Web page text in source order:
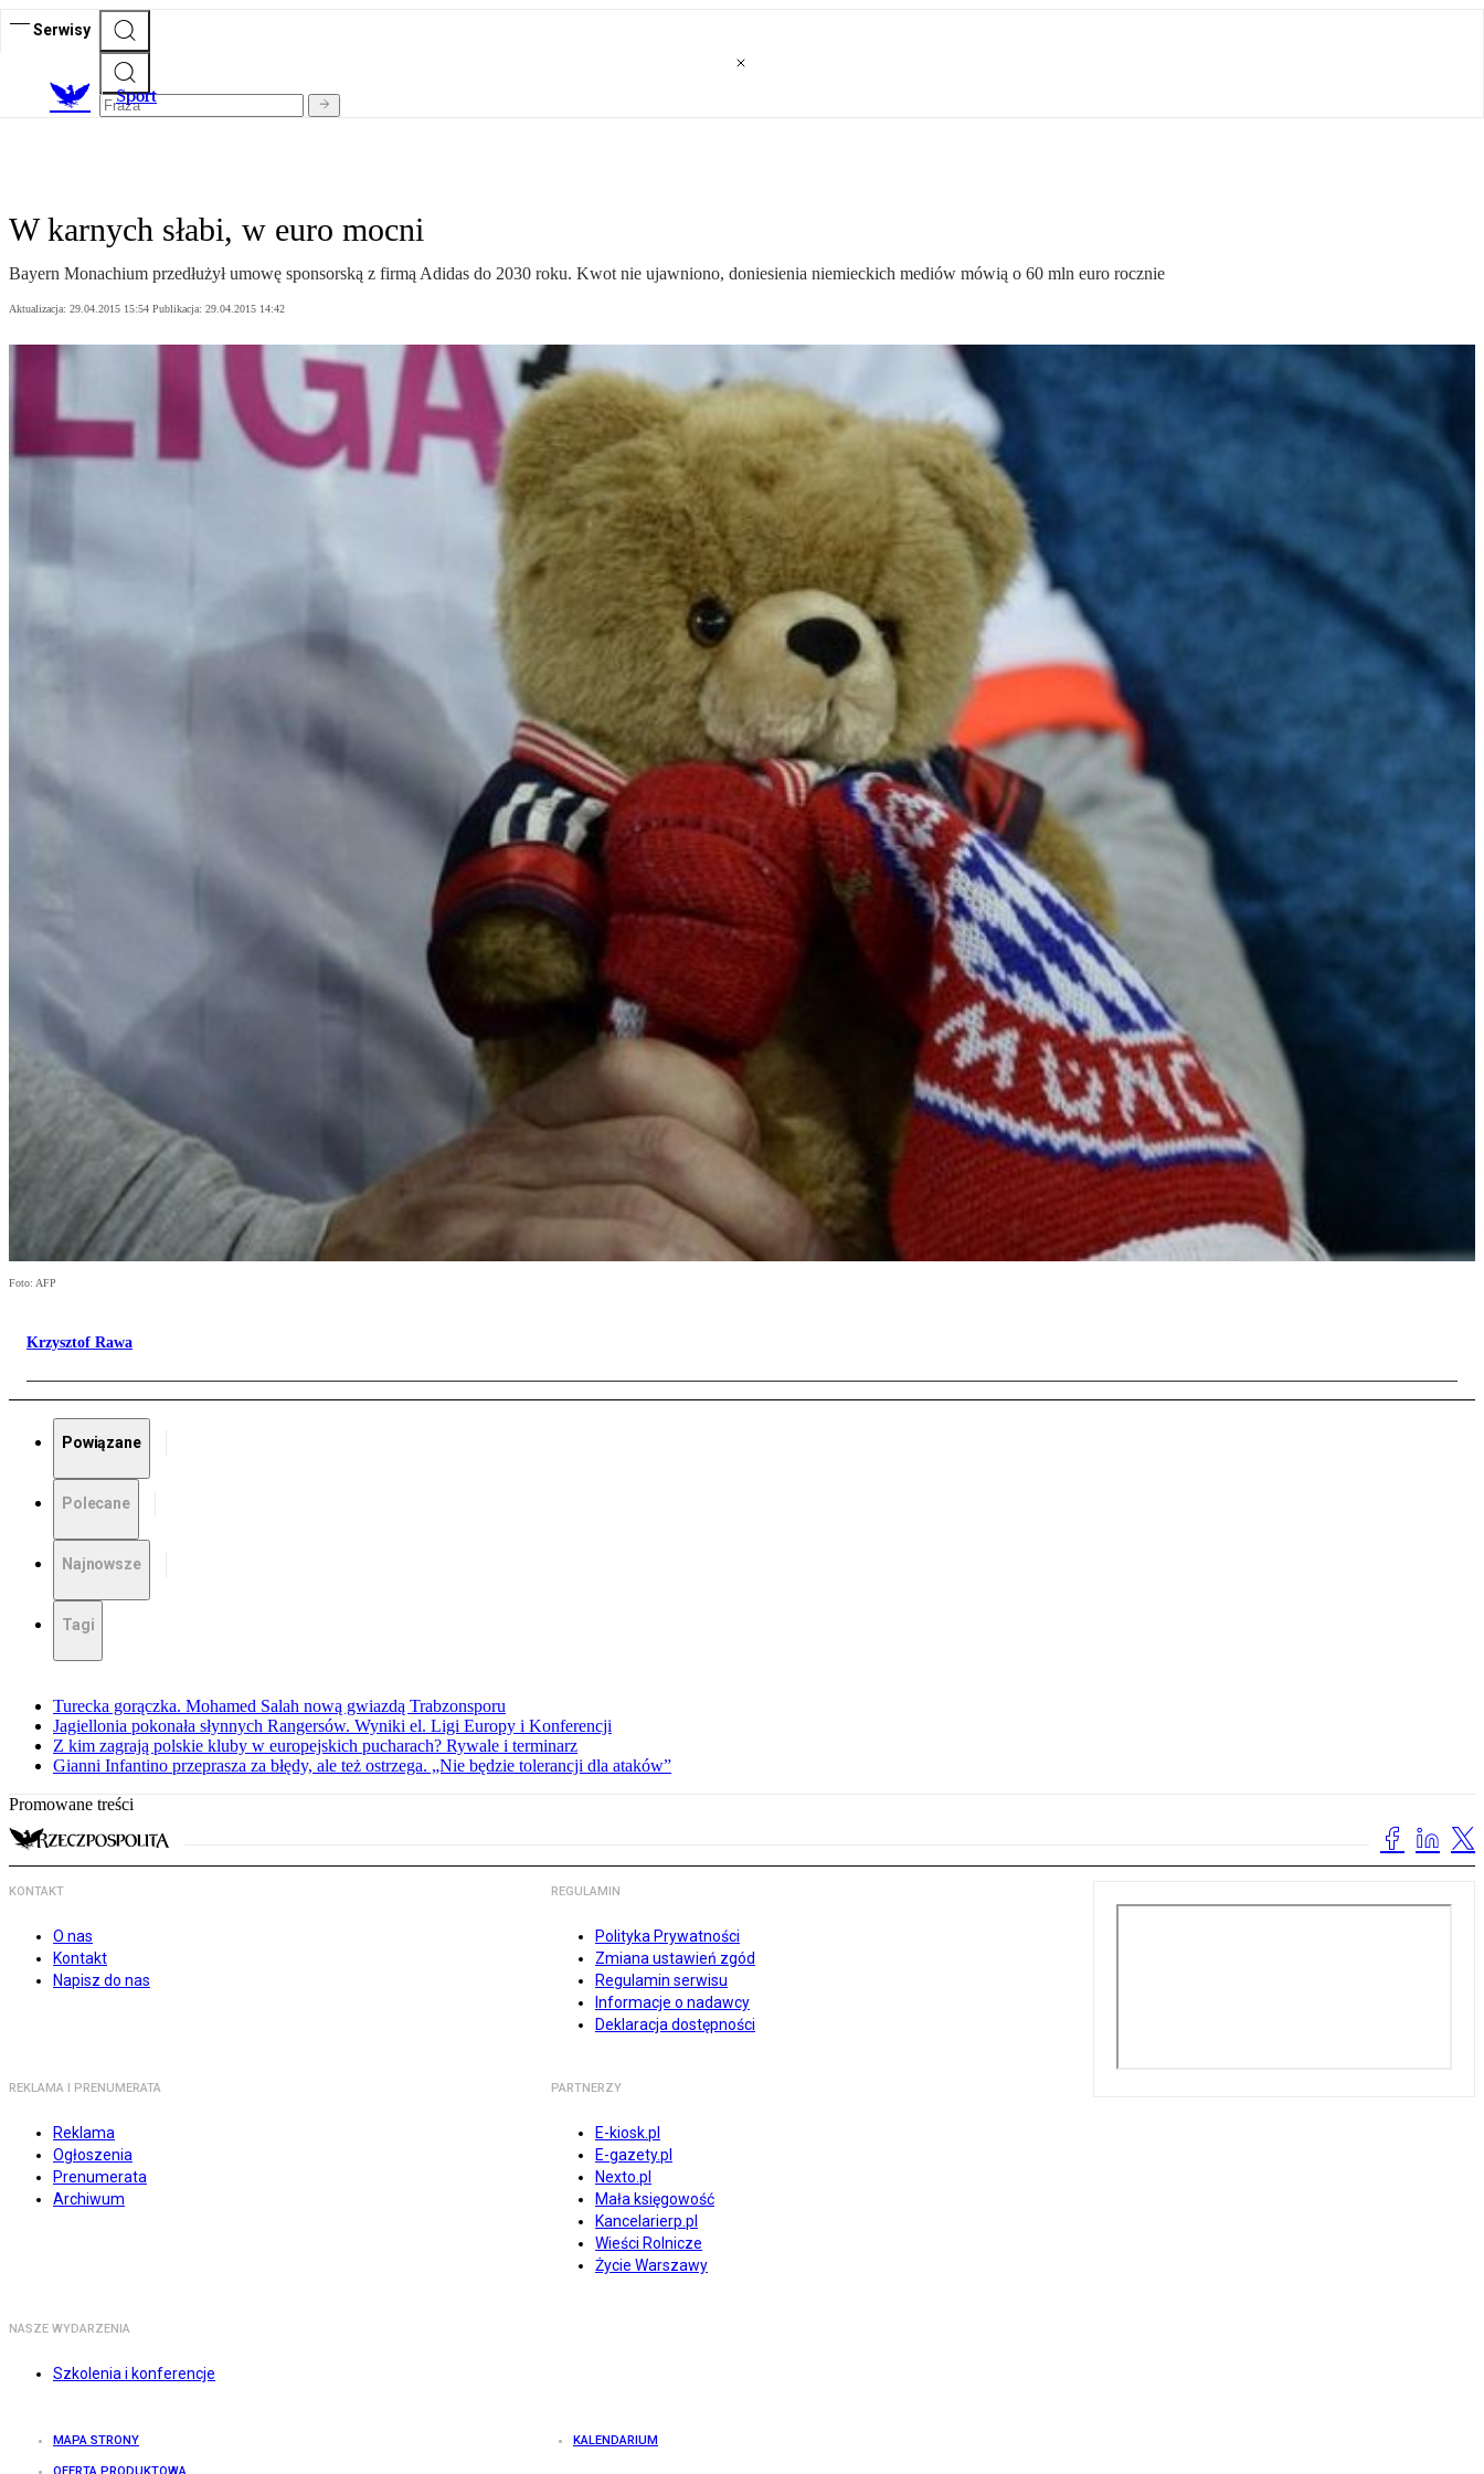
Serwisy
Sport
W karnych słabi, w euro mocni
Bayern Monachium przedłużył umowę sponsorską z firmą Adidas do 2030 roku. Kwot nie ujawniono, doniesienia niemieckich mediów mówią o 60 mln euro rocznie
Aktualizacja: 29.04.2015 15:54 Publikacja: 29.04.2015 14:42
Foto: AFP
Krzysztof Rawa
Powiązane
Polecane
Najnowsze
Tagi
Turecka gorączka. Mohamed Salah nową gwiazdą Trabzonsporu
Jagiellonia pokonała słynnych Rangersów. Wyniki el. Ligi Europy i Konferencji
Z kim zagrają polskie kluby w europejskich pucharach? Rywale i terminarz
Gianni Infantino przeprasza za błędy, ale też ostrzega. „Nie będzie tolerancji dla ataków”
Promowane treści
KONTAKT
O nas
Kontakt
Napisz do nas
REGULAMIN
Polityka Prywatności
Zmiana ustawień zgód
Regulamin serwisu
Informacje o nadawcy
Deklaracja dostępności
REKLAMA I PRENUMERATA
Reklama
Ogłoszenia
Prenumerata
Archiwum
PARTNERZY
E-kiosk.pl
E-gazety.pl
Nexto.pl
Mała księgowość
Kancelarierp.pl
Wieści Rolnicze
Życie Warszawy
NASZE WYDARZENIA
Szkolenia i konferencje
MAPA STRONY KALENDARIUM